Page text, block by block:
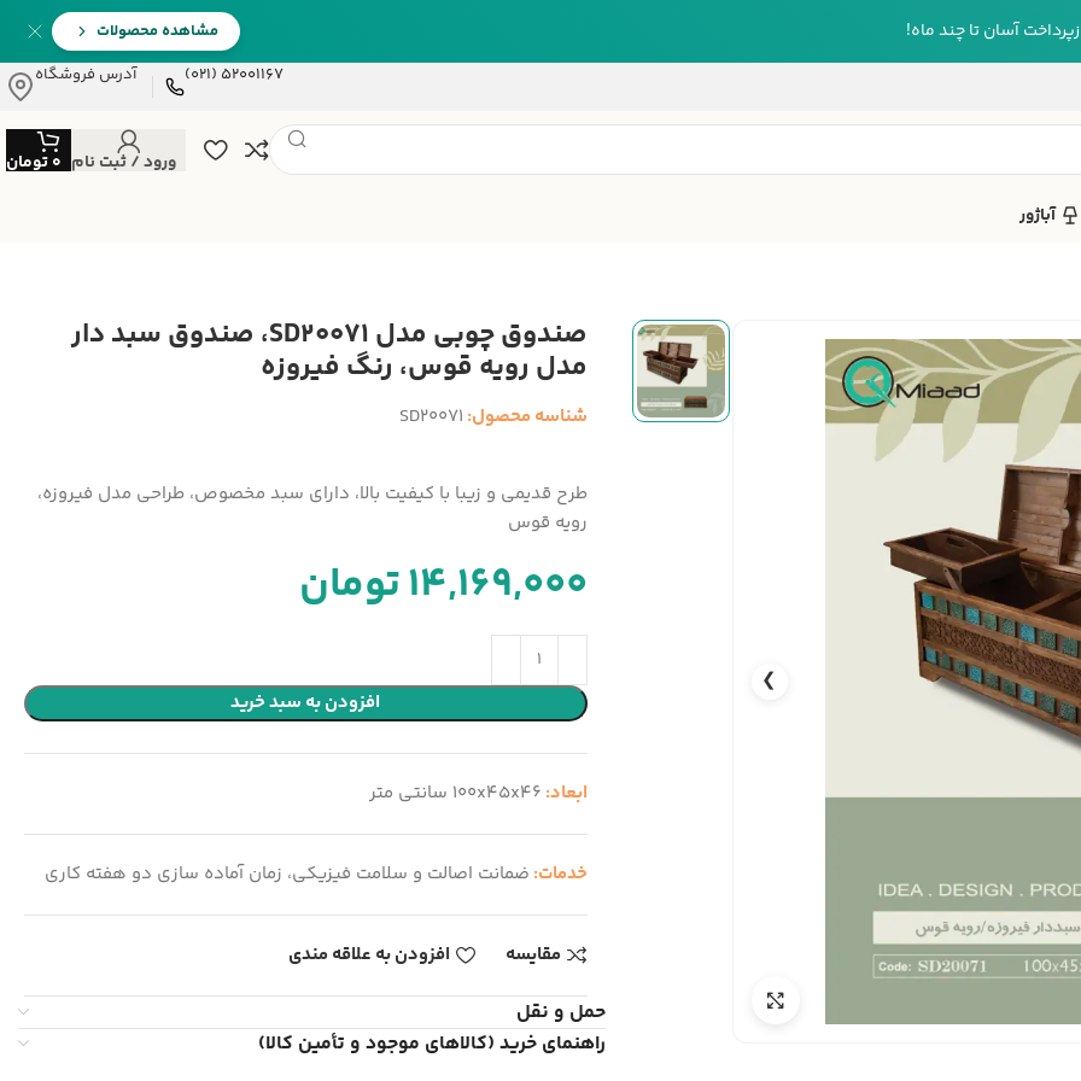
آسان تا چند ماه!
مشاهده محصولات
52001167 (021)
آدرس فروشگاه
ورود / ثبت نام 0تومان
آباژور
❯
صندوق چوبی مدل SD20071، صندوق سبد دار
مدل رویه قوس، رنگ فیروزه
شناسه محصول: SD20071
طرح قدیمی و زیبا با کیفیت بالا، دارای سبد مخصوص، طراحی مدل فیروزه،
رویه قوس
14,169,000تومان
افزودن به سبد خرید
ابعاد: 100x45x46 سانتی متر
خدمات: ضمانت اصالت و سلامت فیزیکی، زمان آماده سازی دو هفته کاری
مقایسه افزودن به علاقه مندی
حمل و نقل
راهنمای خرید (کالاهای موجود و تأمین کالا)